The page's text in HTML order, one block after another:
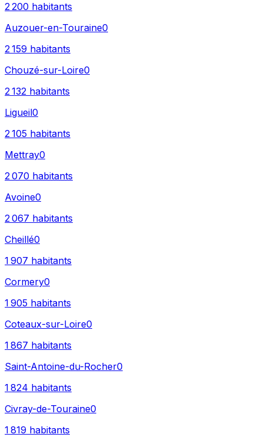
2 200 habitants
Auzouer-en-Touraine0
2 159 habitants
Chouzé-sur-Loire0
2 132 habitants
Ligueil0
2 105 habitants
Mettray0
2 070 habitants
Avoine0
2 067 habitants
Cheillé0
1 907 habitants
Cormery0
1 905 habitants
Coteaux-sur-Loire0
1 867 habitants
Saint-Antoine-du-Rocher0
1 824 habitants
Civray-de-Touraine0
1 819 habitants